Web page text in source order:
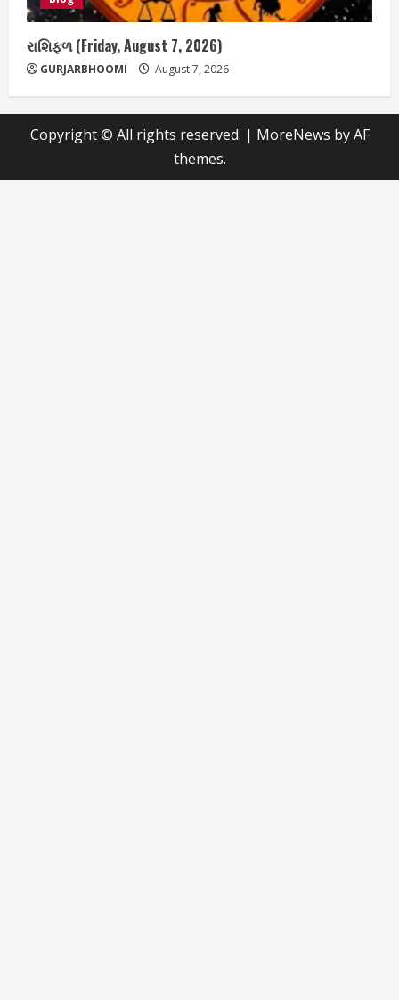
રાશિફળ (Friday, August 7, 2026)
GURJARBHOOMI August 7, 2026
Copyright © All rights reserved. | MoreNews by AF
themes.